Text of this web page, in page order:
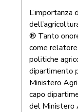
L’importanza
® Tanto
come
politiche
dipartimento
Ministero
capo
del Ministero